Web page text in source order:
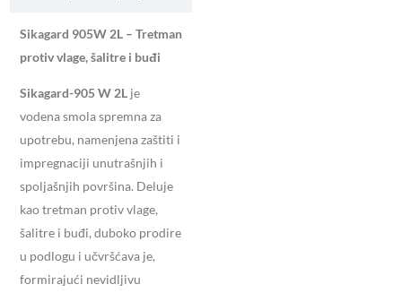
Sikagard 905W 2L – Tretman
protiv vlage, šalitre i buđi
Sikagard-905 W 2L je
vodena smola spremna za
upotrebu, namenjena zaštiti i
impregnaciji unutrašnjih i
spoljašnjih površina. Deluje
kao tretman protiv vlage,
šalitre i buđi, duboko prodire
u podlogu i učvršćava je,
formirajući nevidljivu